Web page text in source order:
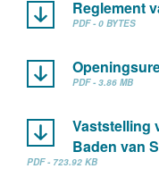
Reglement
PDF - 0 BYTES
PDF - 3.86 MB
Vaststelling
Baden van
PDF - 723.92 KB